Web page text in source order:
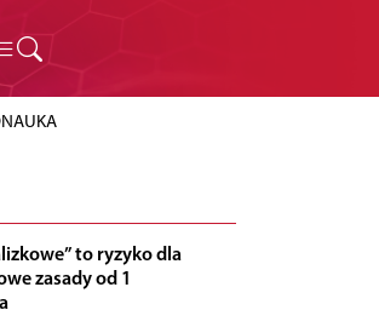
to ryzyko dla
zasady od 1